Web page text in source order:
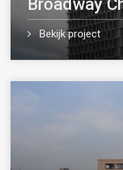
Broadway
Bekijk project